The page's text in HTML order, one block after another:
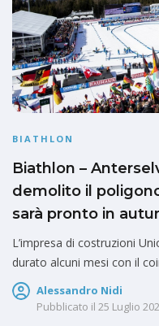
BIATHLON
Biathlon –
demolito il
sarà pronto in
L’impresa di costruzioni
durato alcuni mesi con il
Alessandro Nidi
Pubblicato il 25 Luglio